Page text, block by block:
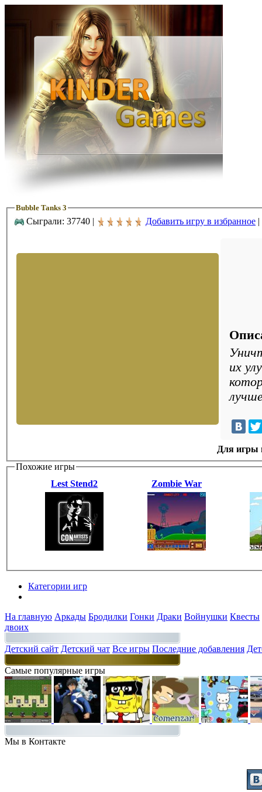
Bubble Tanks 3
Сыграли: 37740 | Добавить игру в избранное |
их
Для игры
Похожие игры
Lest Stend2
Zombie War
Категории игр
На главную Аркады Бродилки Гонки Драки Войнушки Квесты
двоих
Детский сайт Детский чат Все игры Последние добавления
Самые популярные игры
Мы в Контакте